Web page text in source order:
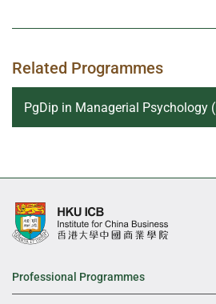
Related Programmes
PgDip in Managerial Psychology
Professional Programmes